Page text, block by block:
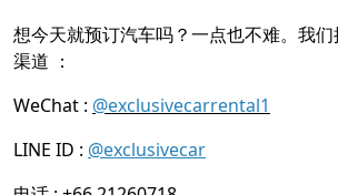
想今天就预订汽车吗？一点也不难。我
渠道 ：
WeChat : @exclusivecarrental1
LINE ID : @exclusivecar